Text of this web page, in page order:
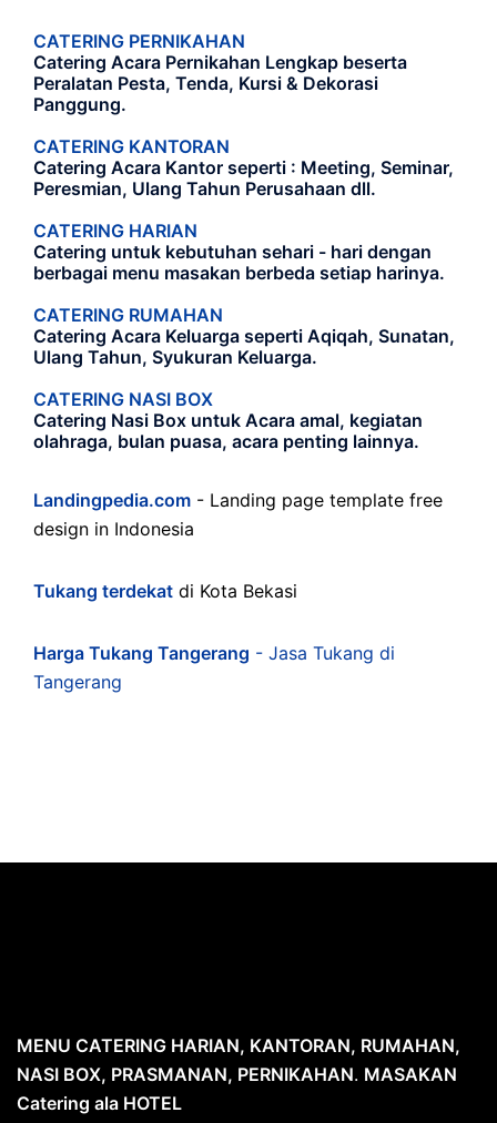
CATERING PERNIKAHAN
Catering Acara Pernikahan Lengkap beserta
Peralatan Pesta, Tenda, Kursi & Dekorasi
Panggung.
CATERING KANTORAN
Catering Acara Kantor seperti : Meeting, Seminar,
Peresmian, Ulang Tahun Perusahaan dll.
CATERING HARIAN
Catering untuk kebutuhan sehari - hari dengan
berbagai menu masakan berbeda setiap harinya.
CATERING RUMAHAN
Catering Acara Keluarga seperti Aqiqah, Sunatan,
Ulang Tahun, Syukuran Keluarga.
CATERING NASI BOX
Catering Nasi Box untuk Acara amal, kegiatan
olahraga, bulan puasa, acara penting lainnya.
Landingpedia.com - Landing page template free
design in Indonesia
Tukang terdekat di Kota Bekasi
Harga Tukang Tangerang - Jasa Tukang di
Tangerang
MENU CATERING HARIAN, KANTORAN, RUMAHAN,
NASI BOX, PRASMANAN, PERNIKAHAN. MASAKAN
Catering ala HOTEL